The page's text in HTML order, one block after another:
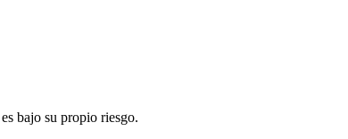
bajo su propio riesgo.